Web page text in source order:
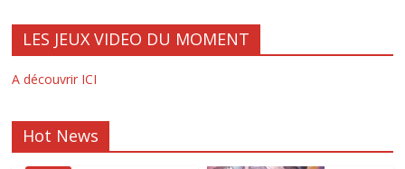
LES JEUX VIDEO DU MOMENT
A découvrir ICI
Hot News